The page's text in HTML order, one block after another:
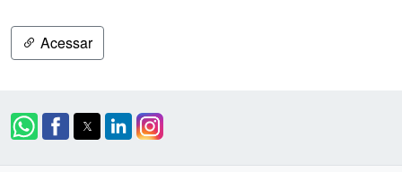
Acessar